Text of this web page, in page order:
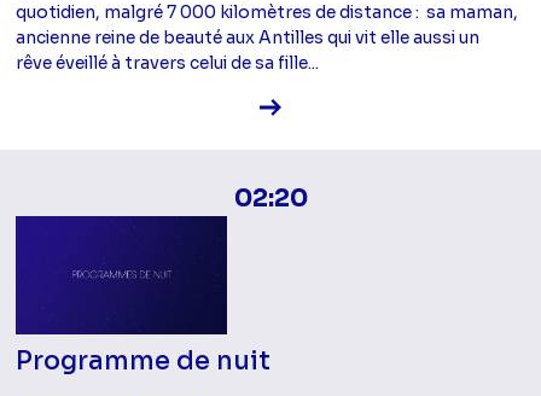
quotidien, malgré 7 000 kilomètres de distance : sa maman,
ancienne reine de beauté aux Antilles qui vit elle aussi un
rêve éveillé à travers celui de sa fille...
Voir la fiche diffusion
02:20
Programme de nuit